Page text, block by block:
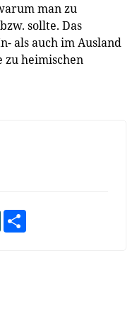
man zu
sollte. Das
als auch im Ausland
zu heimischen
XING